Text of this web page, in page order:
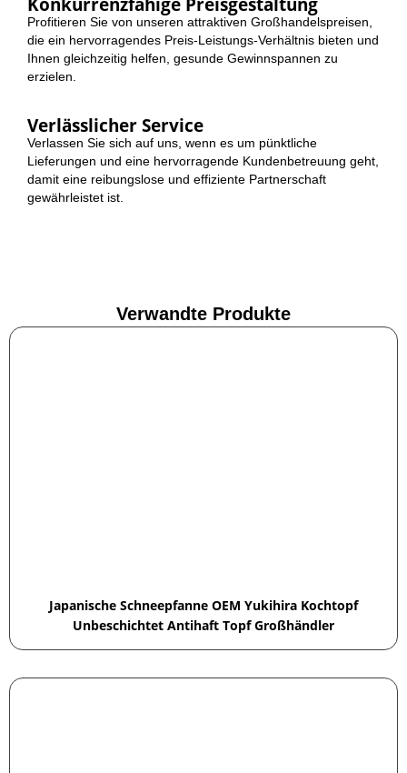
Profitieren Sie von unseren attraktiven Großhandelspreisen,
die ein hervorragendes Preis-Leistungs-Verhältnis bieten und
Ihnen gleichzeitig helfen, gesunde Gewinnspannen zu
erzielen.
Verlässlicher Service
Verlassen Sie sich auf uns, wenn es um pünktliche
Lieferungen und eine hervorragende Kundenbetreuung geht,
damit eine reibungslose und effiziente Partnerschaft
gewährleistet ist.
Verwandte Produkte
Japanische Schneepfanne OEM Yukihira Kochtopf
Unbeschichtet Antihaft Topf Großhändler